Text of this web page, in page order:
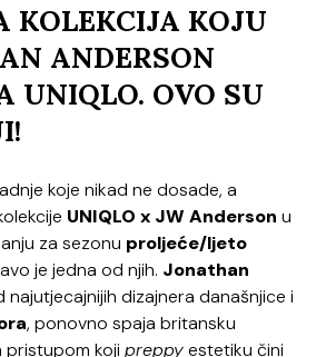
KOLEKCIJA KOJU
ANDERSON
UNIQLO. OVO SU
koje nikad ne dosade, a
UNIQLO x JW Andersonu
za sezonu proljeće/ljeto
je jedna od njih. Jonathan
najutjecajnijih dizajnera današnjice i
, ponovno spaja britansku
pristupom kojipreppyestetiku čini